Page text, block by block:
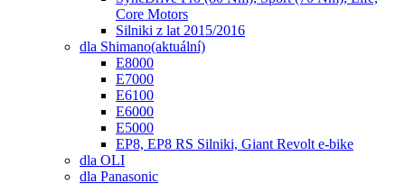
Core Motors
Silniki z lat 2015/2016
dla Shimano(aktuální)
E8000
E7000
E6100
E6000
E5000
EP8, EP8 RS Silniki, Giant Revolt e-bike
dla OLI
dla Panasonic